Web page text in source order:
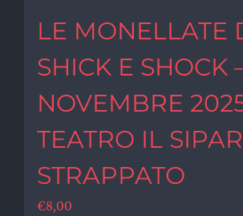
LE MONELLATE
SHICK E SHOCK
NOVEMBRE
TEATRO IL
STRAPPATO
€8,00